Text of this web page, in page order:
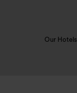
Our Hotels